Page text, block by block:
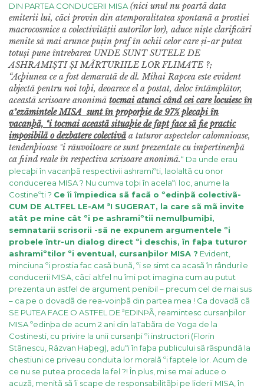
DIN PARTEA CONDUCERII MISA (nici unul nu poartã data
emiterii lui, cãci provin din atemporalitatea spontanã a prostiei
macrocosmice a colectivitãții autorilor lor), aduce niște clarificãri
menite sã mai arunce puțin praf în ochii celor care și-ar putea
totuși pune întrebarea UNDE SUNT SUTELE DE
ASHRAMIȘTI ȘI MÃRTURIILE LOR FLIMATE ?;
“Acþiunea ce a fost demaratã de dl. Mihai Rapcea este evident
abjectã pentru noi toþi, deoarece el a postat, deloc întâmplãtor,
aceastã scrisoare anonimã tocmai atunci când cei care locuiesc în
aºezãmintele MISA sunt în proporþie de 97% plecaþi în
vacanþã, ºi tocmai aceastã situaþie de fapt face sã fie practic
imposibilã o dezbatere colectivã a tuturor aspectelor calomnioase,
tendenþioase ºi rãuvoitoare ce sunt prezentate cu impertinenþã
ca fiind reale în respectiva scrisoare anonimã.“ Da unde erau
plecaþi în vacanþã respectivii ashramiºti, laolaltã cu onor
conducerea MISA ? Nu cumva toþi în acelaºi loc, anume la
Costineºti ? Ce îi împiedica sã facã o ºedinþã colectivã-
CUM DE ALTFEL LE-AM ªI SUGERAT, la care sã mã invite
atât pe mine cât ºi pe ashramiºtii nemulþumiþi,
semnatarii scrisorii -sã ne expunem argumentele ºi
probele într-un dialog direct ºi deschis, în faþa tuturor
ashramiºtilor ºi eventual, cursanþilor MISA ? Evident,
minciuna ºi prostia fac casã bunã, ºi se simt ca acasã în rândurile
conducerii MISA, cãci altfel nu îmi pot imagina cum au putut
prezenta un astfel de argument penibil – precum cel de mai sus
– ca pe o dovadã de rea-voinþã din partea mea ! Ca dovadã cã
SE PUTEA FACE O ASTFEL DE ªEDINÞÃ, reamintesc cursanþilor
MISA ºedinþa de acum 2 ani din laTabãra de Yoga de la
Costinesti, cu privire la unii cursanþi ºi instructori (Florin
Stãnescu, Rãzvan Haþeg), aduºi în faþa publicului sã rãspundã la
chestiuni ce priveau conduita lor moralã ºi faptele lor. Acum de
ce nu se putea proceda la fel ?! În plus, mi se mai aduce o
acuzã, menitã sã îi scape de responsabilitãþi pe liderii MISA, în